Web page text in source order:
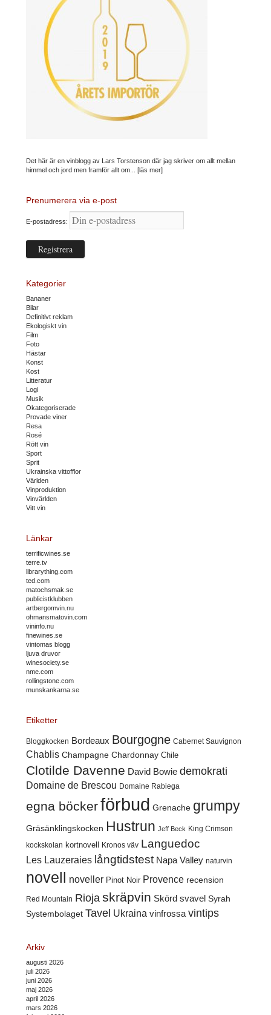
Det här är en vinblogg av Lars Torstenson där jag skriver om allt mellan
himmel och jord men framför allt om... [läs mer]
Prenumerera via e-post
E-postadress:
Kategorier
Bananer
Bilar
Definitivt reklam
Ekologiskt vin
Film
Foto
Hästar
Konst
Kost
Litteratur
Logi
Musik
Okategoriserade
Provade viner
Resa
Rosé
Rött vin
Sport
Sprit
Ukrainska vittofflor
Världen
Vinproduktion
Vinvärlden
Vitt vin
Länkar
terrificwines.se
terre.tv
librarything.com
ted.com
matochsmak.se
publicistklubben
artbergomvin.nu
ohmansmatovin.com
vininfo.nu
finewines.se
vintomas blogg
ljuva druvor
winesociety.se
nme.com
rollingstone.com
munskankarna.se
Etiketter
Bloggkocken Bordeaux Bourgogne Cabernet Sauvignon
Chablis Champagne Chardonnay Chile
Clotilde Davenne David Bowie demokrati
Domaine de Brescou Domaine Rabiega
egna böckerförbud Grenache grumpy
Gräsänklingskocken Hustrun Jeff Beck King Crimson
kockskolan kortnovell Kronos väv Languedoc
Les Lauzeraies långtidstest Napa Valley naturvin
novell noveller Pinot Noir Provence recension
Red Mountain Rioja skräpvin Skörd svavel Syrah
Systembolaget Tavel Ukraina vinfrossa vintips
Arkiv
augusti 2026
juli 2026
juni 2026
maj 2026
april 2026
mars 2026